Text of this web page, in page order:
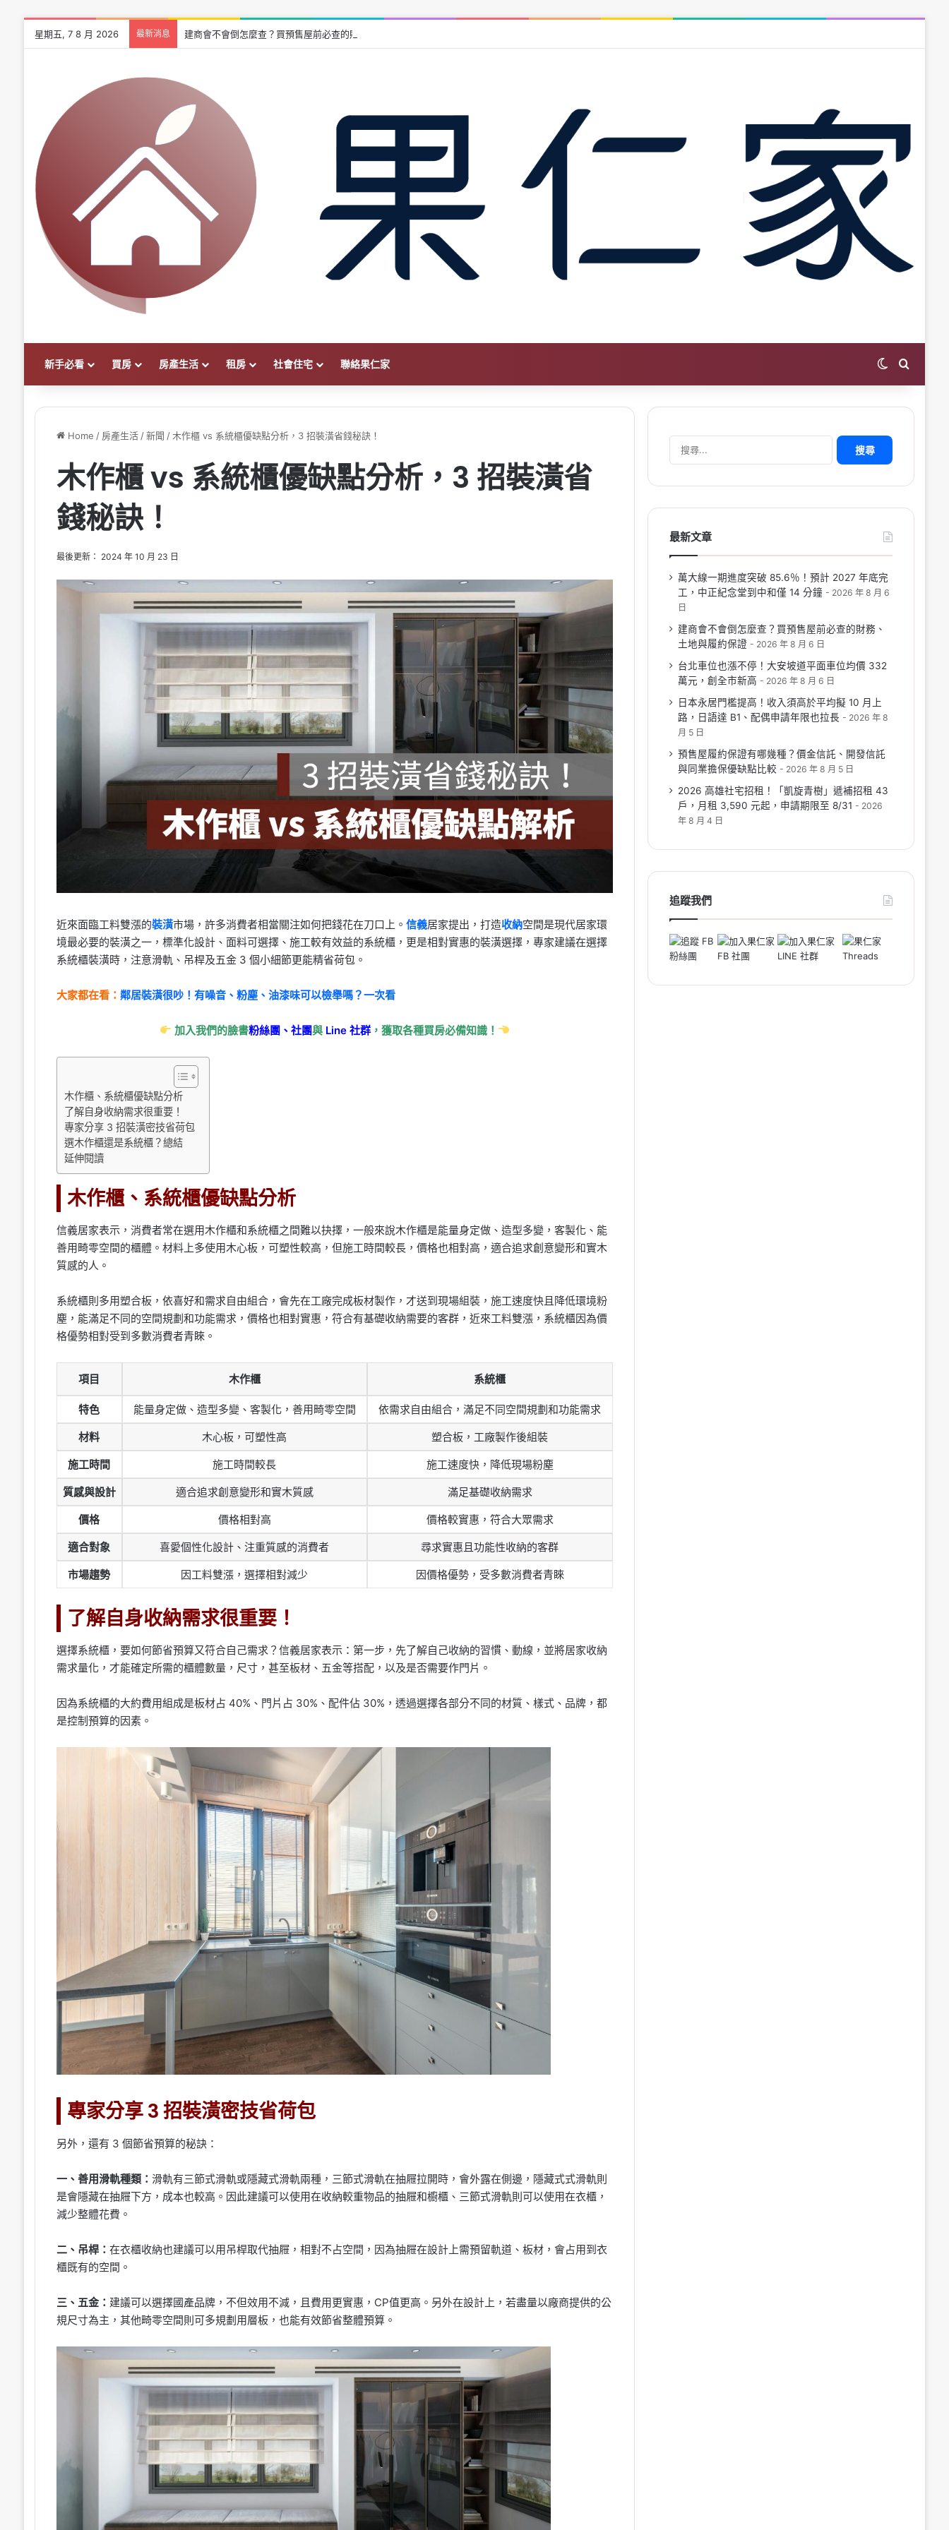
星期五, 7 8 月 2026 最新消息 建商會不會倒怎麼查？買預售屋前必查的財務、土地與履約保證
新手必看 買房 房產生活 租房 社會住宅 聯絡果仁家 Switch skin
Home / 房產生活 / 新聞 / 木作櫃 vs 系統櫃優缺點分析，3 招裝潢省錢秘訣！
木作櫃 vs 系統櫃優缺點分析，3 招裝潢省
錢秘訣！
最後更新： 2024 年 10 月 23 日
近來面臨工料雙漲的裝潢市場，許多消費者相當關注如何把錢花在刀口上。 信義居家提出，打造收納空間是現代居家環
境最必要的裝潢之一，標準化設計、面料可選擇、施工較有效益的系統櫃，更是相對實惠的裝潢選擇，專家建議在選擇
系統櫃裝潢時，注意滑軌、吊桿及五金 3 個小細節更能精省荷包。
大家都在看： 鄰居裝潢很吵！有噪音、粉塵、油漆味可以檢舉嗎？一次看
加入我們的臉書粉絲團、 社團與 Line 社群，獲取各種買房必備知識！
木作櫃、系統櫃優缺點分析
了解自身收納需求很重要！
專家分享 3 招裝潢密技省荷包
選木作櫃還是系統櫃？總結
延伸閱讀
木作櫃、系統櫃優缺點分析
信義居家表示，消費者常在選用木作櫃和系統櫃之間難以抉擇，一般來說木作櫃是能量身定做、造型多變，客製化、能
善用畸零空間的櫃體。材料上多使用木心板，可塑性較高，但施工時間較長，價格也相對高，適合追求創意變形和實木
質感的人。
系統櫃則多用塑合板，依喜好和需求自由組合，會先在工廠完成板材製作，才送到現場組裝，施工速度快且降低環境粉
塵，能滿足不同的空間規劃和功能需求，價格也相對實惠，符合有基礎收納需要的客群，近來工料雙漲，系統櫃因為價
格優勢相對受到多數消費者青睞。
項目 木作櫃 系統櫃
特色 能量身定做、造型多變、客製化，善用畸零空間 依需求自由組合，滿足不同空間規劃和功能需求
材料 木心板，可塑性高 塑合板，工廠製作後組裝
施工時間 施工時間較長 施工速度快，降低現場粉塵
質感與設計 適合追求創意變形和實木質感 滿足基礎收納需求
價格 價格相對高 價格較實惠，符合大眾需求
適合對象 喜愛個性化設計、注重質感的消費者 尋求實惠且功能性收納的客群
市場趨勢 因工料雙漲，選擇相對減少 因價格優勢，受多數消費者青睞
了解自身收納需求很重要！
選擇系統櫃，要如何節省預算又符合自己需求？信義居家表示：第一步，先了解自己收納的習慣、動線，並將居家收納
需求量化，才能確定所需的櫃體數量，尺寸，甚至板材、五金等搭配，以及是否需要作門片。
因為系統櫃的大約費用組成是板材占 40%、門片占 30%、配件佔 30%，透過選擇各部分不同的材質、樣式、品牌，都
是控制預算的因素。
專家分享 3 招裝潢密技省荷包
另外，還有 3 個節省預算的秘訣：
一、善用滑軌種類： 滑軌有三節式滑軌或隱藏式滑軌兩種，三節式滑軌在抽屜拉開時，會外露在側邊，隱藏式式滑軌則
是會隱藏在抽屜下方，成本也較高。因此建議可以使用在收納較重物品的抽屜和櫥櫃、三節式滑軌則可以使用在衣櫃，
減少整體花費。
二、吊桿： 在衣櫃收納也建議可以用吊桿取代抽屜，相對不占空間，因為抽屜在設計上需預留軌道、板材，會占用到衣
櫃既有的空間。
三、五金： 建議可以選擇國產品牌，不但效用不減，且費用更實惠，CP值更高。另外在設計上，若盡量以廠商提供的公
規尺寸為主，其他畸零空間則可多規劃用層板，也能有效節省整體預算。
搜
尋
鍵
最新文章
萬大線一期進度突破 85.6％！預計 2027 年底完
工，中正紀念堂到中和僅 14 分鐘
2026 年 8 月 6
日
建商會不會倒怎麼查？買預售屋前必查的財務、
土地與履約保證
2026 年 8 月 6 日
台北車位也漲不停！大安坡道平面車位均價 332
萬元，創全市新高
2026 年 8 月 6 日
日本永居門檻提高！收入須高於平均擬 10 月上
路，日語達 B1、配偶申請年限也拉長
2026 年 8
月 5 日
預售屋履約保證有哪幾種？價金信託、開發信託
與同業擔保優缺點比較
2026 年 8 月 5 日
2026 高雄社宅招租！「凱旋青樹」遞補招租 43
戶，月租 3,590 元起，申請期限至 8/31
2026
年 8 月 4 日
追蹤我們